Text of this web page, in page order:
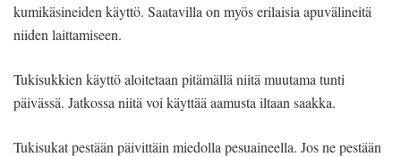
kumikäsineiden käyttö. Saatavilla on myös erilaisia apuvälineitä
niiden laittamiseen.
Tukisukkien käyttö aloitetaan pitämällä niitä muutama tunti
päivässä. Jatkossa niitä voi käyttää aamusta iltaan saakka.
Tukisukat pestään päivittäin miedolla pesuaineella. Jos ne pestään